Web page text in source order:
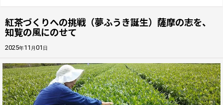
紅茶づくりへの挑戦（夢ふうき誕生）――薩摩の志を、
知覧の風にのせて――
2025年11 月01 日